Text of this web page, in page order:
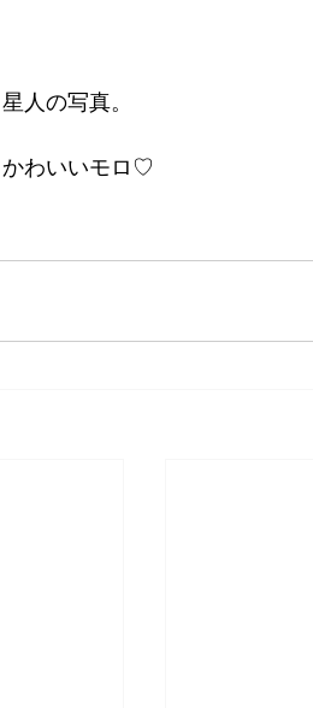
人の写真。
わいいモロ♡